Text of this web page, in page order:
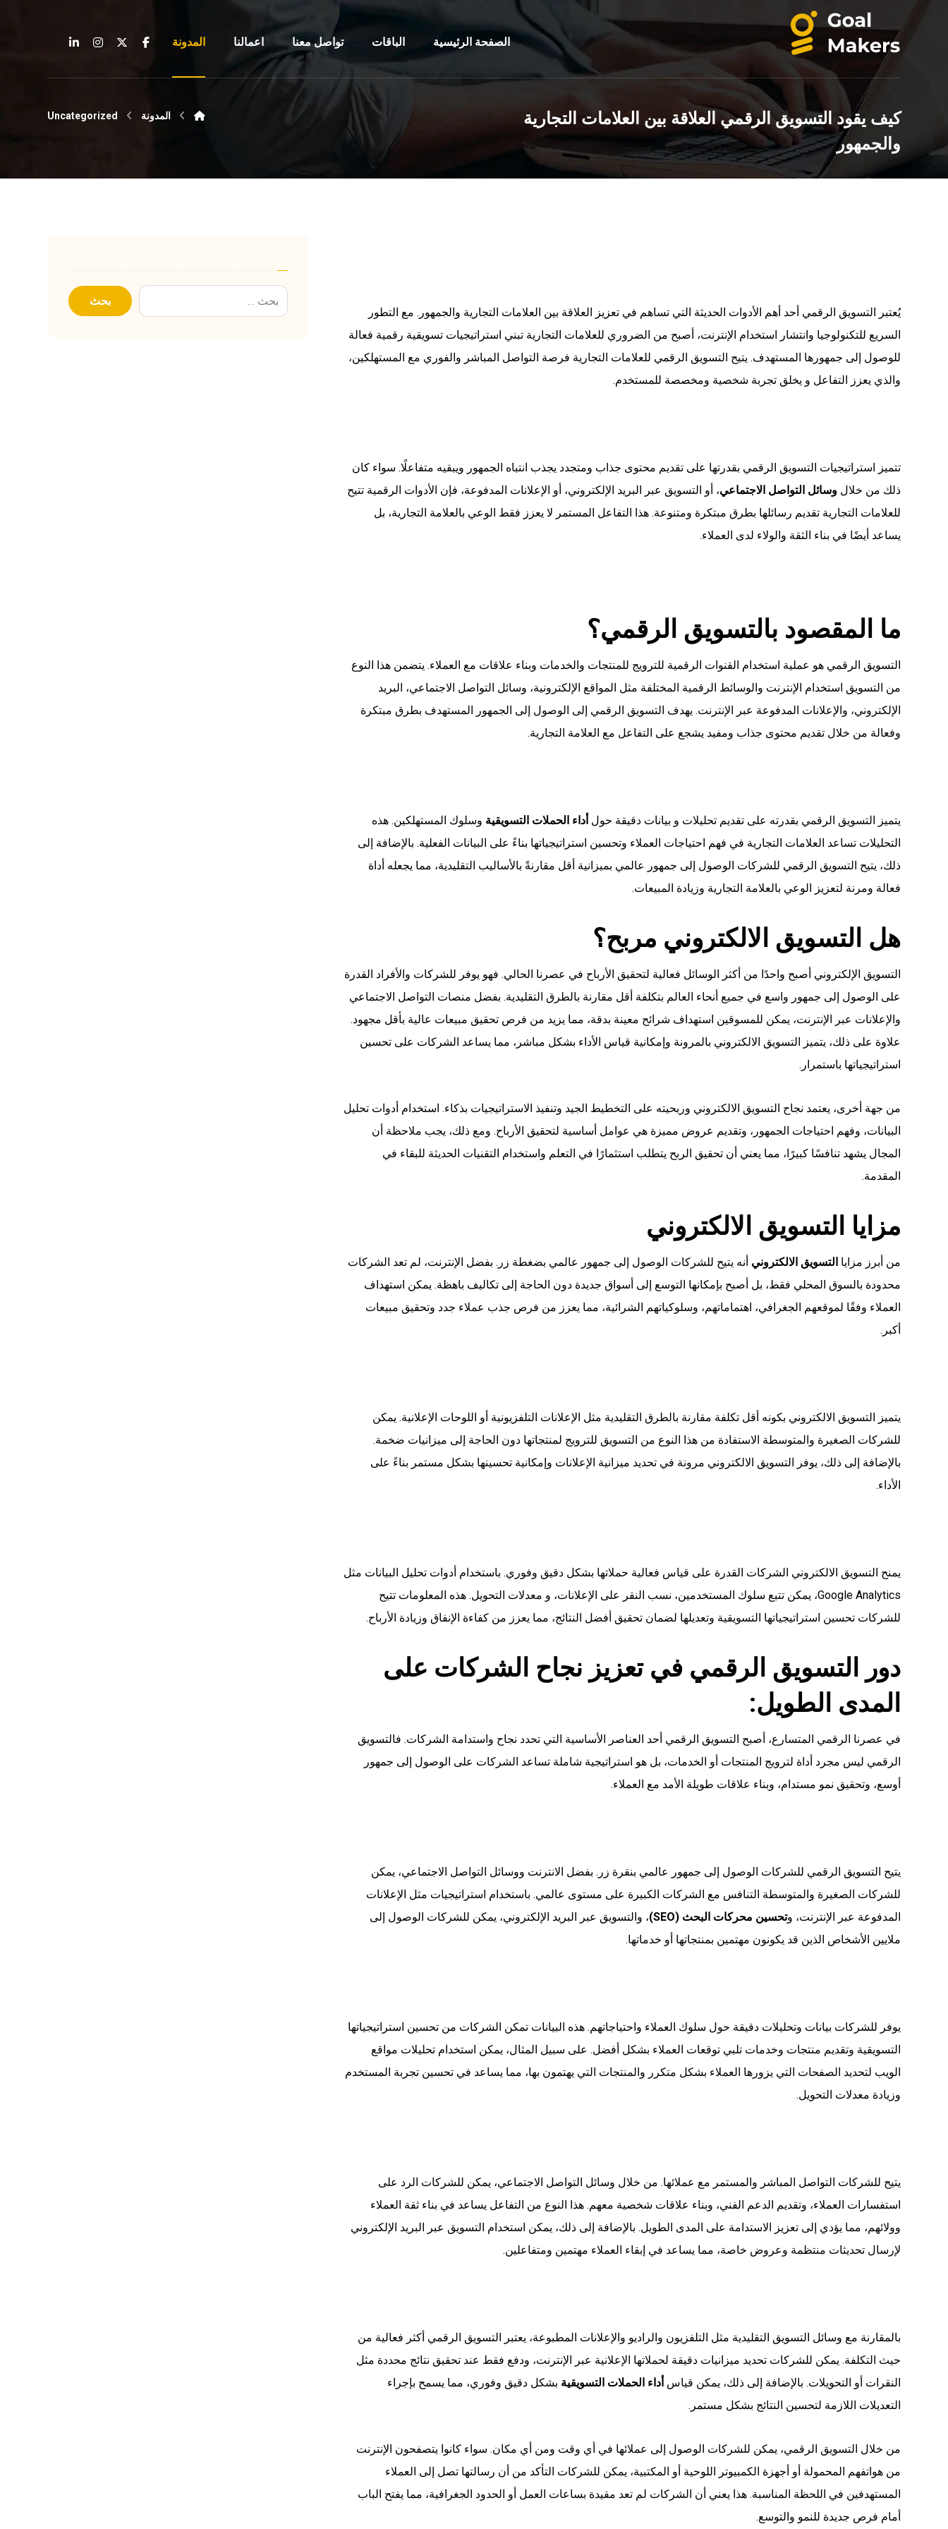
الصفحة الرئيسية الباقات تواصل معنا اعمالنا المدونة
كيف يقود التسويق الرقمي العلاقة بين العلامات التجارية
والجمهور
المدونة Uncategorized
يُعتبر التسويق الرقمي أحد أهم الأدوات الحديثة التي تساهم في تعزيز العلاقة بين العلامات التجارية والجمهور. مع التطور
السريع للتكنولوجيا وانتشار استخدام الإنترنت، أصبح من الضروري للعلامات التجارية تبني استراتيجيات تسويقية رقمية فعالة
للوصول إلى جمهورها المستهدف. يتيح التسويق الرقمي للعلامات التجارية فرصة التواصل المباشر والفوري مع المستهلكين،
والذي يعزز التفاعل و يخلق تجربة شخصية ومخصصة للمستخدم.
تتميز استراتيجيات التسويق الرقمي بقدرتها على تقديم محتوى جذاب ومتجدد يجذب انتباه الجمهور ويبقيه متفاعلًا. سواء كان
ذلك من خلالوسائل التواصل الاجتماعي، أو التسويق عبر البريد الإلكتروني، أو الإعلانات المدفوعة، فإن الأدوات الرقمية تتيح
للعلامات التجارية تقديم رسائلها بطرق مبتكرة ومتنوعة. هذا التفاعل المستمر لا يعزز فقط الوعي بالعلامة التجارية، بل
يساعد أيضًا في بناء الثقة والولاء لدى العملاء.
ما المقصود بالتسويق الرقمي؟
التسويق الرقمي هو عملية استخدام القنوات الرقمية للترويج للمنتجات والخدمات وبناء علاقات مع العملاء. يتضمن هذا النوع
من التسويق استخدام الإنترنت والوسائط الرقمية المختلفة مثل المواقع الإلكترونية، وسائل التواصل الاجتماعي، البريد
الإلكتروني، والإعلانات المدفوعة عبر الإنترنت. يهدف التسويق الرقمي إلى الوصول إلى الجمهور المستهدف بطرق مبتكرة
وفعالة من خلال تقديم محتوى جذاب ومفيد يشجع على التفاعل مع العلامة التجارية.
يتميز التسويق الرقمي بقدرته على تقديم تحليلات و بيانات دقيقة حول أداء الحملات التسويقية وسلوك المستهلكين. هذه
التحليلات تساعد العلامات التجارية في فهم احتياجات العملاء وتحسين استراتيجياتها بناءً على البيانات الفعلية. بالإضافة إلى
ذلك، يتيح التسويق الرقمي للشركات الوصول إلى جمهور عالمي بميزانية أقل مقارنةً بالأساليب التقليدية، مما يجعله أداة
فعالة ومرنة لتعزيز الوعي بالعلامة التجارية وزيادة المبيعات.
هل التسويق الالكتروني مربح؟
التسويق الإلكتروني أصبح واحدًا من أكثر الوسائل فعالية لتحقيق الأرباح في عصرنا الحالي. فهو يوفر للشركات والأفراد القدرة
على الوصول إلى جمهور واسع في جميع أنحاء العالم بتكلفة أقل مقارنة بالطرق التقليدية. بفضل منصات التواصل الاجتماعي
والإعلانات عبر الإنترنت، يمكن للمسوقين استهداف شرائح معينة بدقة، مما يزيد من فرص تحقيق مبيعات عالية بأقل مجهود.
علاوة على ذلك، يتميز التسويق الالكتروني بالمرونة وإمكانية قياس الأداء بشكل مباشر، مما يساعد الشركات على تحسين
استراتيجياتها باستمرار.
من جهة أخرى، يعتمد نجاح التسويق الالكتروني وربحيته على التخطيط الجيد وتنفيذ الاستراتيجيات بذكاء. استخدام أدوات تحليل
البيانات، وفهم احتياجات الجمهور، وتقديم عروض مميزة هي عوامل أساسية لتحقيق الأرباح. ومع ذلك، يجب ملاحظة أن
المجال يشهد تنافسًا كبيرًا، مما يعني أن تحقيق الربح يتطلب استثمارًا في التعلم واستخدام التقنيات الحديثة للبقاء في
المقدمة.
مزايا التسويق الالكتروني
من أبرز مزاياالتسويق الالكتروني أنه يتيح للشركات الوصول إلى جمهور عالمي بضغطة زر. بفضل الإنترنت، لم تعد الشركات
محدودة بالسوق المحلي فقط، بل أصبح بإمكانها التوسع إلى أسواق جديدة دون الحاجة إلى تكاليف باهظة. يمكن استهداف
العملاء وفقًا لموقعهم الجغرافي، اهتماماتهم، وسلوكياتهم الشرائية، مما يعزز من فرص جذب عملاء جدد وتحقيق مبيعات
أكبر.
يتميز التسويق الالكتروني بكونه أقل تكلفة مقارنة بالطرق التقليدية مثل الإعلانات التلفزيونية أو اللوحات الإعلانية. يمكن
للشركات الصغيرة والمتوسطة الاستفادة من هذا النوع من التسويق للترويج لمنتجاتها دون الحاجة إلى ميزانيات ضخمة.
بالإضافة إلى ذلك، يوفر التسويق الالكتروني مرونة في تحديد ميزانية الإعلانات وإمكانية تحسينها بشكل مستمر بناءً على
الأداء.
يمنح التسويق الالكتروني الشركات القدرة على قياس فعالية حملاتها بشكل دقيق وفوري. باستخدام أدوات تحليل البيانات مثل
Google Analytics، يمكن تتبع سلوك المستخدمين، نسب النقر على الإعلانات، و معدلات التحويل. هذه المعلومات تتيح
للشركات تحسين استراتيجياتها التسويقية وتعديلها لضمان تحقيق أفضل النتائج، مما يعزز من كفاءة الإنفاق وزيادة الأرباح.
دور التسويق الرقمي في تعزيز نجاح الشركات على
المدى الطويل:
في عصرنا الرقمي المتسارع، أصبح التسويق الرقمي أحد العناصر الأساسية التي تحدد نجاح واستدامة الشركات. فالتسويق
الرقمي ليس مجرد أداة لترويج المنتجات أو الخدمات، بل هو استراتيجية شاملة تساعد الشركات على الوصول إلى جمهور
أوسع، وتحقيق نمو مستدام، وبناء علاقات طويلة الأمد مع العملاء.
يتيح التسويق الرقمي للشركات الوصول إلى جمهور عالمي بنقرة زر. بفضل الانترنت ووسائل التواصل الاجتماعي، يمكن
للشركات الصغيرة والمتوسطة التنافس مع الشركات الكبيرة على مستوى عالمي. باستخدام استراتيجيات مثل الإعلانات
المدفوعة عبر الإنترنت، وتحسين محركات البحث (SEO)
، والتسويق عبر البريد الإلكتروني، يمكن للشركات الوصول إلى
ملايين الأشخاص الذين قد يكونون مهتمين بمنتجاتها أو خدماتها.
يوفر للشركات بيانات وتحليلات دقيقة حول سلوك العملاء واحتياجاتهم. هذه البيانات تمكن الشركات من تحسين استراتيجياتها
التسويقية وتقديم منتجات وخدمات تلبي توقعات العملاء بشكل أفضل. على سبيل المثال، يمكن استخدام تحليلات مواقع
الويب لتحديد الصفحات التي يزورها العملاء بشكل متكرر والمنتجات التي يهتمون بها، مما يساعد في تحسين تجربة المستخدم
وزيادة معدلات التحويل.
يتيح للشركات التواصل المباشر والمستمر مع عملائها. من خلال وسائل التواصل الاجتماعي، يمكن للشركات الرد على
استفسارات العملاء، وتقديم الدعم الفني، وبناء علاقات شخصية معهم. هذا النوع من التفاعل يساعد في بناء ثقة العملاء
وولائهم، مما يؤدي إلى تعزيز الاستدامة على المدى الطويل. بالإضافة إلى ذلك، يمكن استخدام التسويق عبر البريد الإلكتروني
لإرسال تحديثات منتظمة وعروض خاصة، مما يساعد في إبقاء العملاء مهتمين ومتفاعلين.
بالمقارنة مع وسائل التسويق التقليدية مثل التلفزيون والراديو والإعلانات المطبوعة، يعتبر التسويق الرقمي أكثر فعالية من
حيث التكلفة. يمكن للشركات تحديد ميزانيات دقيقة لحملاتها الإعلانية عبر الإنترنت، ودفع فقط عند تحقيق نتائج محددة مثل
النقرات أو التحويلات. بالإضافة إلى ذلك، يمكن قياس أداء الحملات التسويقية بشكل دقيق وفوري، مما يسمح بإجراء
التعديلات اللازمة لتحسين النتائج بشكل مستمر.
من خلال التسويق الرقمي، يمكن للشركات الوصول إلى عملائها في أي وقت ومن أي مكان. سواء كانوا يتصفحون الإنترنت
من هواتفهم المحمولة أو أجهزة الكمبيوتر اللوحية أو المكتبية، يمكن للشركات التأكد من أن رسالتها تصل إلى العملاء
المستهدفين في اللحظة المناسبة. هذا يعني أن الشركات لم تعد مقيدة بساعات العمل أو الحدود الجغرافية، مما يفتح الباب
أمام فرص جديدة للنمو والتوسع.